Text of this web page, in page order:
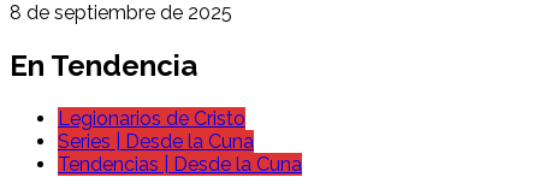
8 de septiembre de 2025
En Tendencia
Legionarios de Cristo
Series | Desde la Cuna
Tendencias | Desde la Cuna